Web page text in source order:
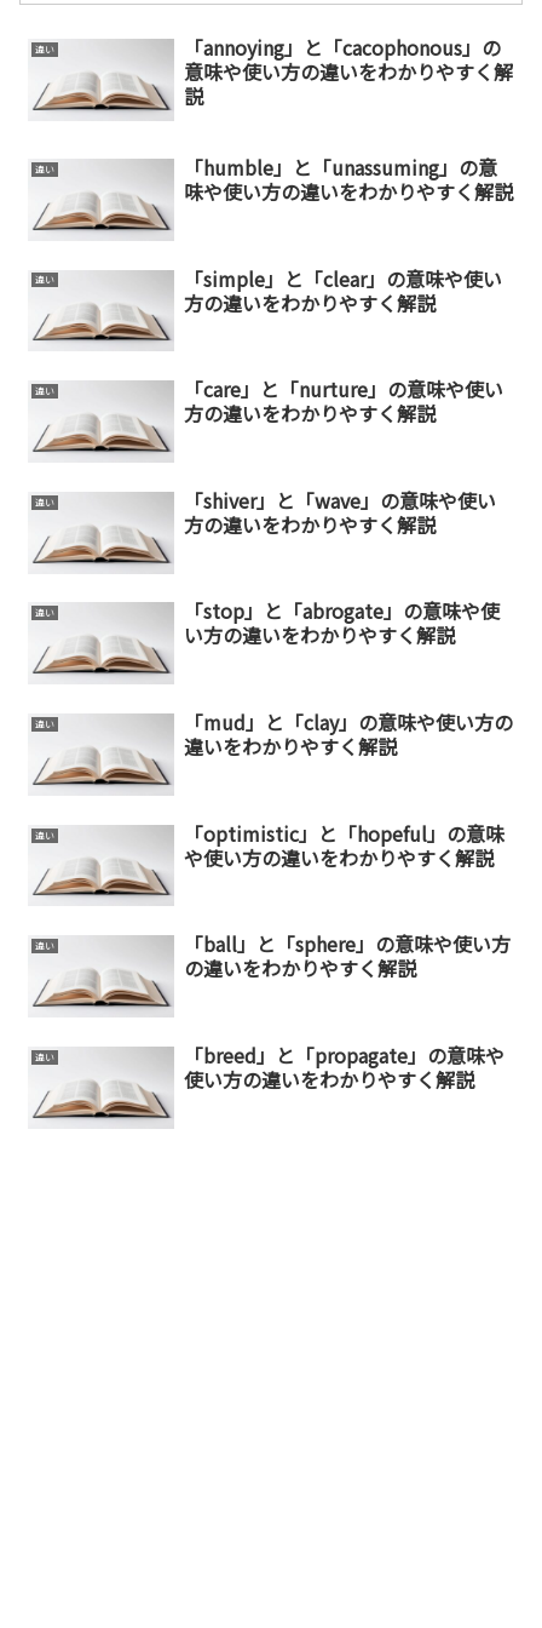
違い
「annoying」と「cacophonous」の
意味や使い方の違いをわかりやすく解
説
違い
「humble」と「unassuming」の意
味や使い方の違いをわかりやすく解説
違い
「simple」と「clear」の意味や使い
方の違いをわかりやすく解説
違い
「care」と「nurture」の意味や使い
方の違いをわかりやすく解説
違い
「shiver」と「wave」の意味や使い
方の違いをわかりやすく解説
違い
「stop」と「abrogate」の意味や使
い方の違いをわかりやすく解説
違い
「mud」と「clay」の意味や使い方の
違いをわかりやすく解説
違い
「optimistic」と「hopeful」の意味
や使い方の違いをわかりやすく解説
違い
「ball」と「sphere」の意味や使い方
の違いをわかりやすく解説
違い
「breed」と「propagate」の意味や
使い方の違いをわかりやすく解説